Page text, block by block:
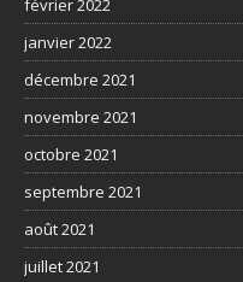
février 2022
janvier 2022
décembre 2021
novembre 2021
octobre 2021
septembre 2021
août 2021
juillet 2021